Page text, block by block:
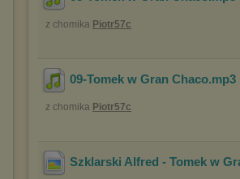
z chomika Piotr57c
09-Tomek w Gran Chaco.mp3
z chomika Piotr57c
Szklarski Alfred - Tomek w